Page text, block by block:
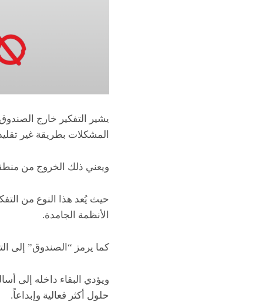
يشير التفكير خارج
المشكلات بطريقة غير
ويعني ذلك الخروج من
حيث يُعد هذا النوع من
الأنظمة الجامدة.
كما يرمز “الصندوق” إلى
ويؤدي البقاء داخله إلى
حلول أكثر فعالية وإبداعاً.